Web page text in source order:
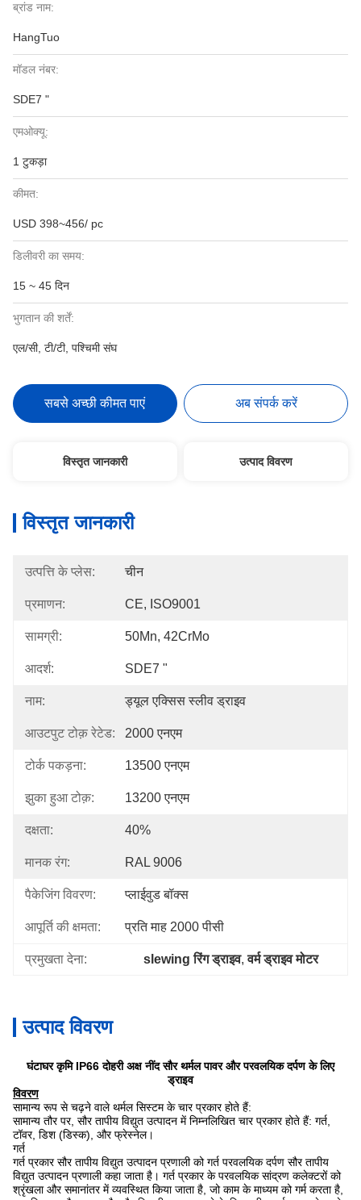
ब्रांड नाम:
HangTuo
मॉडल नंबर:
SDE7 "
एमओक्यू:
1 टुकड़ा
कीमत:
USD 398~456/ pc
डिलीवरी का समय:
15 ~ 45 दिन
भुगतान की शर्तें:
एल/सी, टी/टी, पश्चिमी संघ
सबसे अच्छी कीमत पाएं अब संपर्क करें
विस्तृत जानकारी उत्पाद विवरण
विस्तृत जानकारी
उत्पत्ति के प्लेस: चीन
प्रमाणन: CE, ISO9001
सामग्री: 50Mn, 42CrMo
आदर्श: SDE7 "
नाम: ड्यूल एक्सिस स्लीव ड्राइव
आउटपुट टोक़ रेटेड: 2000 एनएम
टोर्क पकड़ना: 13500 एनएम
झुका हुआ टोक़: 13200 एनएम
दक्षता: 40%
मानक रंग: RAL 9006
पैकेजिंग विवरण: प्लाईवुड बॉक्स
आपूर्ति की क्षमता: प्रति माह 2000 पीसी
प्रमुखता देना: slewing रिंग ड्राइव, वर्म ड्राइव मोटर
उत्पाद विवरण
घंटाघर कृमि IP66 दोहरी अक्ष नींद सौर थर्मल पावर और परवलयिक दर्पण के लिए
ड्राइव
विवरण
सामान्य रूप से चढ़ने वाले थर्मल सिस्टम के चार प्रकार होते हैं:
सामान्य तौर पर, सौर तापीय विद्युत उत्पादन में निम्नलिखित चार प्रकार होते हैं: गर्त,
टॉवर, डिश (डिस्क), और फ्रेस्नेल।
गर्त
गर्त प्रकार सौर तापीय विद्युत उत्पादन प्रणाली को गर्त परवलयिक दर्पण सौर तापीय
विद्युत उत्पादन प्रणाली कहा जाता है। गर्त प्रकार के परवलयिक सांद्रण कलेक्टरों को
श्रृंखला और समानांतर में व्यवस्थित किया जाता है, जो काम के माध्यम को गर्म करता है,